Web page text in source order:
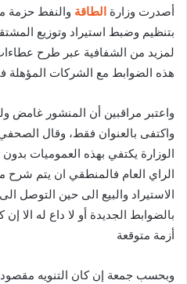
أصدرت وزارة الطاقة والنفط حزمة
بتنظيم وضبط استيراد وتوزيع
لمزيد من الشفافية عبر طرح عطاءات
هذه الضوابط مع الشركات المؤهلة
واعتبر مراقبين أن المنشور غامض
واكتفى بالعنوان فقط، وقال
الوزارة يكتفي بهذه العموميات
الراي العام فالمنطقي ان يتم
الاستيراد والبيع الى حين التوصل
بالضوابط الجديدة أو لا داع له الا
أزمة متوقعة
وبحسب جمعة إن كان التنويه